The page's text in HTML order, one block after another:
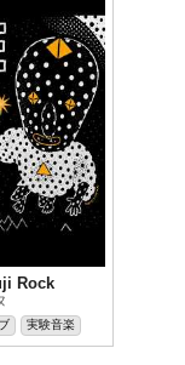
Rock
実験音楽